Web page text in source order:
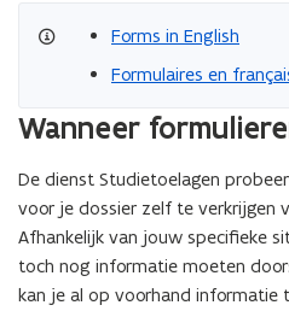
Forms in English
Formulaires en
Wanneer
De dienst Studietoelagen
voor je dossier zelf te verkrijgen
Afhankelijk van jouw specifieke
toch nog informatie moeten
kan je al op voorhand informatie